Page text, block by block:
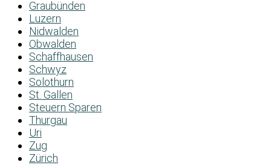
Graubünden
Luzern
Nidwalden
Obwalden
Schaffhausen
Schwyz
Solothurn
St. Gallen
Steuern Sparen
Thurgau
Uri
Zug
Zürich